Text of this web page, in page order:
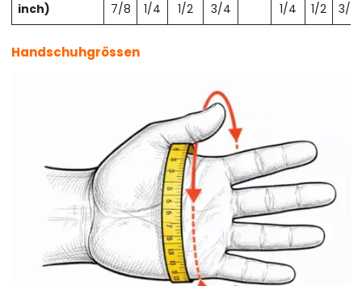
inch)
7/8
1/4
1/2
3/4
1/4
1/2
3/4
Handschuhgrössen